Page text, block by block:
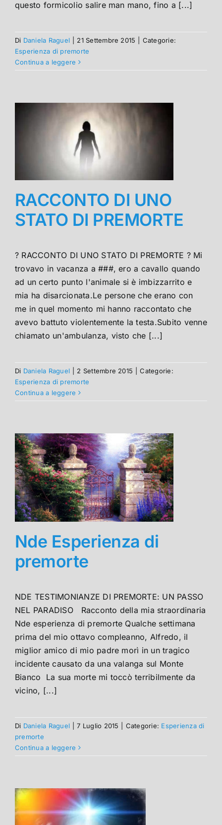
questo formicolio salire man mano, fino a [...]
Di Daniela Raguel 21 Settembre 2015
Categorie:
Esperienza di premorte
Continua a leggere
RACCONTO DI UNO
STATO DI PREMORTE
? RACCONTO DI UNO STATO DI PREMORTE ? Mi
trovavo in vacanza a ###, ero a cavallo quando
ad un certo punto l'animale si è imbizzarrito e
mia ha disarcionata.Le persone che erano con
me in quel momento mi hanno raccontato che
avevo battuto violentemente la testa.Subito venne
chiamato un'ambulanza, visto che [...]
Di Daniela Raguel 2 Settembre 2015
Categorie:
Esperienza di premorte
Continua a leggere
Nde Esperienza di
premorte
NDE TESTIMONIANZE DI PREMORTE: UN PASSO
NEL PARADISO Racconto della mia straordinaria
Nde esperienza di premorte Qualche settimana
prima del mio ottavo compleanno, Alfredo, il
miglior amico di mio padre morì in un tragico
incidente causato da una valanga sul Monte
Bianco La sua morte mi toccò terribilmente da
vicino, [...]
Di Daniela Raguel 7 Luglio 2015 Categorie: Esperienza di
premorte
Continua a leggere